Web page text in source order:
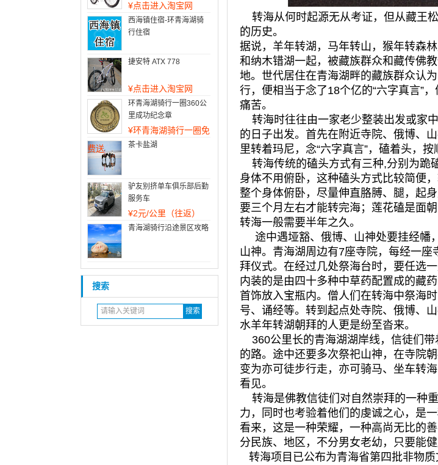
¥点击进入淘宝网
西海镇住宿-环青海湖骑
行住宿
捷安特 ATX 778
¥点击进入淘宝网
环青海湖骑行一圈360公
里成功纪念章
¥环青海湖骑行一圈免
费送
茶卡盐湖
驴友别挤单车俱乐部后勤
服务车
¥2元/公里（往返）
青海湖骑行沿途景区攻略
搜索
转海从何时起源无从考证，但从藏王
的历史。
据说，羊年转湖，马年转山，猴年转森
和纳木错湖一起，被藏族群众和藏传佛
地。世代居住在青海湖畔的藏族群众认
行，便相当于念了18个亿的“六字真言”
痛苦。
转海时往往由一家老少整装出发或家
的日子出发。首先在附近寺院、俄博、
里转着玛尼，念“六字真言”，磕着头，按
转海传统的磕头方式有三种,分别为跪
身体不用俯卧，这种磕头方式比较简便
整个身体俯卧，尽量伸直胳膊、腿，起
要三个月左右才能转完海；莲花磕是面
转海一般需要半年之久。
途中遇垭豁、俄博、山神处要挂经幡
山神。青海湖周边有7座寺院，每经一
拜仪式。在经过几处祭海台时，要任选
内装的是由四十多种中草药配置成的藏
首饰放入宝瓶内。僧人们在转海中祭海
号、诵经等。转到起点处寺院、俄博、
水羊年转湖朝拜的人更是纷至沓来。
360公里长的青海湖湖岸线，信徒们带
的路。途中还要多次祭祀山神，在寺院
变为亦可徒步行走，亦可骑马、坐车转
看见。
转海是佛教信徒们对自然崇拜的一种
力，同时也考验着他们的虔诚之心，是
看来，这是一种荣耀，一种高尚无比的
分民族、地区，不分男女老幼，只要能
转海项目已公布为青海省第四批非物质